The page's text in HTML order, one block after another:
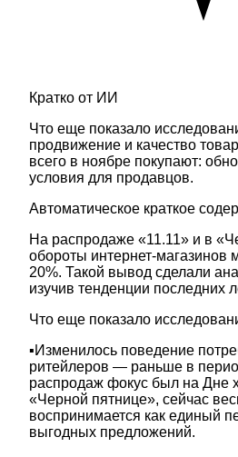
Кратко от ИИ
Что еще показало
продвижение и качество
всего в ноябре покупают:
условия для продавцов.
Автоматическое краткое
На распродаже «11.11» и в
обороты интернет-магазинов
20%. Такой вывод сделали
изучив тенденции последних
Что еще показало
▪️Изменилось поведение
ритейлеров — раньше в
распродаж фокус был на Дне
«Черной пятнице», сейчас
воспринимается как единый
выгодных предложений.